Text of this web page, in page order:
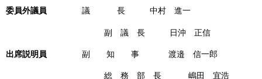
委員外議員 議 長 中村 進一
副 議 長 日沖 正信
出席説明員 副 知 事 渡邉 信一郎
総 務 部 長 嶋田 宜浩